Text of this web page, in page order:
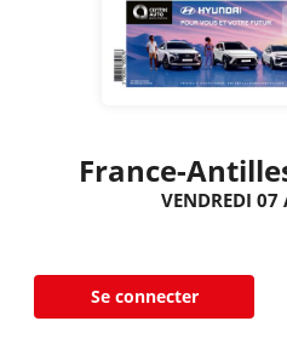
France-
VENDREDI 07
Se connecter